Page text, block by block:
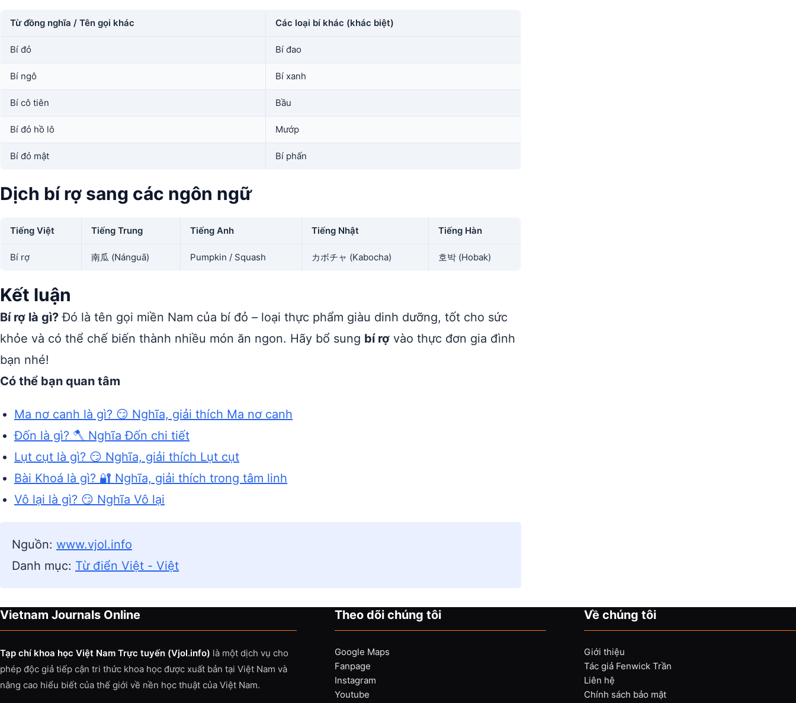
Từ đồng nghĩa / Tên gọi khác Các loại bí khác (khác biệt)
Bí đỏ Bí đao
Bí ngô Bí xanh
Bí cô tiên Bầu
Bí đỏ hồ lô Mướp
Bí đỏ mật Bí phấn
Dịch bí rợ sang các ngôn ngữ
Tiếng Việt Tiếng Trung Tiếng Anh Tiếng Nhật Tiếng Hàn
Bí rợ 南瓜 (Nánguā) Pumpkin / Squash カボチャ (Kabocha) 호박 (Hobak)
Kết luận
Bí rợ là gì? Đó là tên gọi miền Nam của bí đỏ – loại thực phẩm giàu dinh dưỡng, tốt cho sức
khỏe và có thể chế biến thành nhiều món ăn ngon. Hãy bổ sung bí rợ vào thực đơn gia đình
bạn nhé!
Có thể bạn quan tâm
Ma nơ canh là gì? 😏 Nghĩa, giải thích Ma nơ canh
Đốn là gì? 🪓 Nghĩa Đốn chi tiết
Lụt cụt là gì? 😏 Nghĩa, giải thích Lụt cụt
Bài Khoá là gì? 🔐 Nghĩa, giải thích trong tâm linh
Vô lại là gì? 😏 Nghĩa Vô lại
Nguồn: www.vjol.info
Danh mục: Từ điển Việt - Việt
Vietnam Journals Online
Tạp chí khoa học Việt Nam Trực tuyến (Vjol.info) là một dịch vụ cho
phép độc giả tiếp cận tri thức khoa học được xuất bản tại Việt Nam và
nâng cao hiểu biết của thế giới về nền học thuật của Việt Nam.
Theo dõi chúng tôi
Google Maps
Fanpage
Instagram
Youtube
Về chúng tôi
Giới thiệu
Tác giả Fenwick Trần
Liên hệ
Chính sách bảo mật